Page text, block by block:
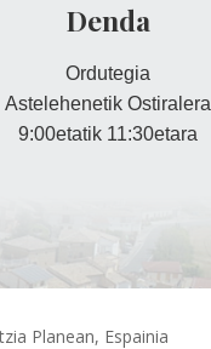
Denda
Ordutegia
Astelehenetik Ostiralera
9:00etatik 11:30etara
Planean, Espainia